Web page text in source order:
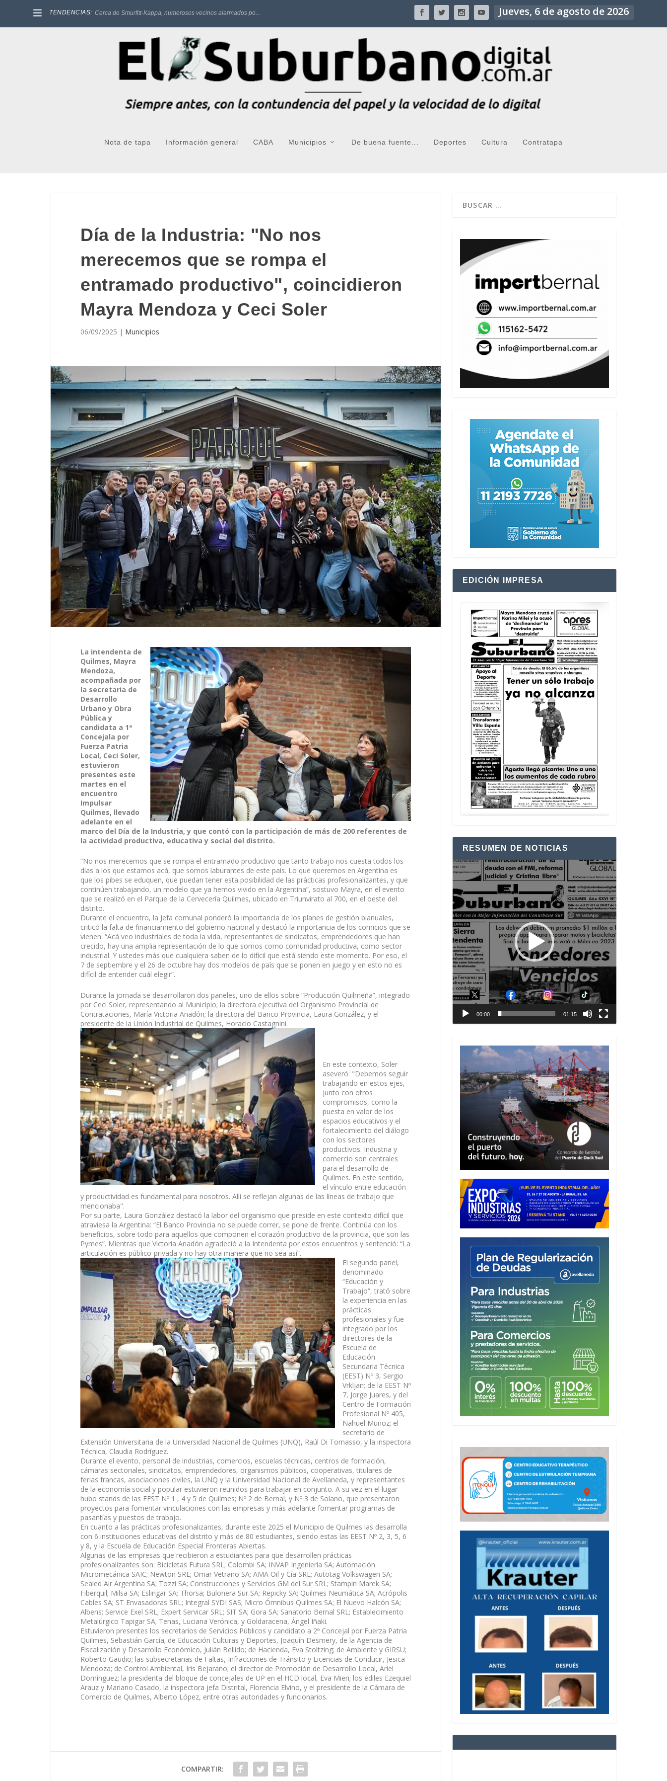
TENDENCIAS: Cerca de Smurfitt-Kappa, numerosos vecinos alarmados po... Jueves, 6 de agosto de 2026
Nota de tapa Información general CABA Municipios De buena fuente... Deportes Cultura Contratapa
Día de la Industria: "No nos
merecemos que se rompa el
entramado productivo", coincidieron
Mayra Mendoza y Ceci Soler
06/09/2025 | Municipios
La intendenta de
Quilmes, Mayra
Mendoza,
acompañada por
la secretaria de
Desarrollo
Urbano y Obra
Pública y
candidata a 1ª
Concejala por
Fuerza Patria
Local, Ceci Soler,
estuvieron
presentes este
martes en el
encuentro
Impulsar
Quilmes, llevado
adelante en el
marco del Día de la Industria, y que contó con la participación de más de 200 referentes de
la actividad productiva, educativa y social del distrito.
“No nos merecemos que se rompa el entramado productivo que tanto trabajo nos cuesta todos los
días a los que estamos acá, que somos laburantes de este país. Lo que queremos en Argentina es
que los pibes se eduquen, que puedan tener esta posibilidad de las prácticas profesionalizantes, y que
continúen trabajando, un modelo que ya hemos vivido en la Argentina”, sostuvo Mayra, en el evento
que se realizó en el Parque de la Cervecería Quilmes, ubicado en Triunvirato al 700, en el oeste del
distrito.
Durante el encuentro, la Jefa comunal ponderó la importancia de los planes de gestión bianuales,
criticó la falta de financiamiento del gobierno nacional y destacó la importancia de los comicios que se
vienen: “Acá veo industriales de toda la vida, representantes de sindicatos, emprendedores que han
crecido, hay una amplia representación de lo que somos como comunidad productiva, como sector
industrial. Y ustedes más que cualquiera saben de lo difícil que está siendo este momento. Por eso, el
7 de septiembre y el 26 de octubre hay dos modelos de país que se ponen en juego y en esto no es
difícil de entender cuál elegir”.
Durante la jornada se desarrollaron dos paneles, uno de ellos sobre “Producción Quilmeña”, integrado
por Ceci Soler, representando al Municipio; la directora ejecutiva del Organismo Provincial de
Contrataciones, María Victoria Anadón; la directora del Banco Provincia, Laura González, y el
presidente de la Unión Industrial de Quilmes, Horacio Castagnini.
En este contexto, Soler
aseveró: "Debemos seguir
trabajando en estos ejes,
junto con otros
compromisos, como la
puesta en valor de los
espacios educativos y el
fortalecimiento del diálogo
con los sectores
productivos. Industria y
comercio son centrales
para el desarrollo de
Quilmes. En este sentido,
el vínculo entre educación
y productividad es fundamental para nosotros. Allí se reflejan algunas de las líneas de trabajo que
mencionaba".
Por su parte, Laura González destacó la labor del organismo que preside en este contexto difícil que
atraviesa la Argentina: “El Banco Provincia no se puede correr, se pone de frente. Continúa con los
beneficios, sobre todo para aquellos que componen el corazón productivo de la provincia, que son las
Pymes”. Mientras que Victoria Anadón agradeció a la Intendenta por estos encuentros y sentenció: “La
articulación es público-privada y no hay otra manera que no sea así”.
El segundo panel,
denominado
“Educación y
Trabajo”, trató sobre
la experiencia en las
prácticas
profesionales y fue
integrado por los
directores de la
Escuela de
Educación
Secundaria Técnica
(EEST) Nº 3, Sergio
Vrkljan; de la EEST Nº
7, Jorge Juares, y del
Centro de Formación
Profesional Nº 405,
Nahuel Muñoz; el
secretario de
Extensión Universitaria de la Universidad Nacional de Quilmes (UNQ), Raúl Di Tomasso, y la inspectora
Técnica, Claudia Rodríguez.
Durante el evento, personal de industrias, comercios, escuelas técnicas, centros de formación,
cámaras sectoriales, sindicatos, emprendedores, organismos públicos, cooperativas, titulares de
ferias francas, asociaciones civiles, la UNQ y la Universidad Nacional de Avellaneda, y representantes
de la economía social y popular estuvieron reunidos para trabajar en conjunto. A su vez en el lugar
hubo stands de las EEST Nº 1 , 4 y 5 de Quilmes; Nº 2 de Bernal, y Nº 3 de Solano, que presentaron
proyectos para fomentar vinculaciones con las empresas y más adelante fomentar programas de
pasantías y puestos de trabajo.
En cuanto a las prácticas profesionalizantes, durante este 2025 el Municipio de Quilmes las desarrolla
con 6 instituciones educativas del distrito y más de 80 estudiantes, siendo estas las EEST Nº 2, 3, 5, 6
y 8, y la Escuela de Educación Especial Fronteras Abiertas.
Algunas de las empresas que recibieron a estudiantes para que desarrollen prácticas
profesionalizantes son: Bicicletas Futura SRL; Colombi SA; INVAP Ingeniería SA; Automación
Micromecánica SAIC; Newton SRL; Omar Vetrano SA; AMA Oil y Cía SRL; Autotag Volkswagen SA;
Sealed Air Argentina SA; Tozzi SA; Construcciones y Servicios GM del Sur SRL; Stampin Marek SA;
Fiberquil; Milsa SA; Eslingar SA; Thorsa; Bulonera Sur SA; Repicky SA; Quilmes Neumática SA; Acrópolis
Cables SA; ST Envasadoras SRL; Integral SYDI SAS; Micro Ómnibus Quilmes SA; El Nuevo Halcón SA;
Albens; Service Exel SRL; Expert Servicar SRL; SIT SA; Gora SA; Sanatorio Bernal SRL; Establecimiento
Metalúrgico Tapigar SA; Tenas, Luciana Verónica, y Goldaracena, Ángel Iñaki.
Estuvieron presentes los secretarios de Servicios Públicos y candidato a 2º Concejal por Fuerza Patria
Quilmes, Sebastián García; de Educación Culturas y Deportes, Joaquín Desmery, de la Agencia de
Fiscalización y Desarrollo Económico, Julián Bellido; de Hacienda, Eva Stoltzing; de Ambiente y GIRSU;
Roberto Gaudio; las subsecretarias de Faltas, Infracciones de Tránsito y Licencias de Conducir, Jesica
Mendoza; de Control Ambiental, Iris Bejarano; el director de Promoción de Desarrollo Local, Ariel
Domínguez; la presidenta del bloque de concejales de UP en el HCD local, Eva Mieri; los ediles Ezequiel
Arauz y Mariano Casado, la inspectora jefa Distrital, Florencia Elvino, y el presidente de la Cámara de
Comercio de Quilmes, Alberto López, entre otras autoridades y funcionarios.
COMPARTIR:
EDICIÓN IMPRESA
RESUMEN DE NOTICIAS
Reproductor
de
vídeo
00:00 01:15